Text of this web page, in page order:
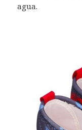
agua.